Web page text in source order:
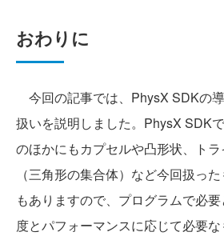
おわりに
今回の記事では、PhysX SDKの
扱いを説明しました。PhysX SDK
のほかにもカプセルや凸形状、トラ
（三角形の集合体）など今回扱っ
もありますので、プログラムで必
度とパフォーマンスに応じて必要